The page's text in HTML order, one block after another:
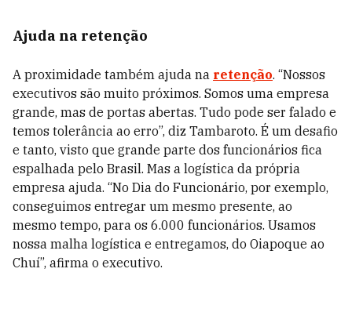
Ajuda na retenção
A proximidade também ajuda na retenção. “Nossos
executivos são muito próximos. Somos uma empresa
grande, mas de portas abertas. Tudo pode ser falado e
temos tolerância ao erro”, diz Tambaroto. É um desafio
e tanto, visto que grande parte dos funcionários fica
espalhada pelo Brasil. Mas a logística da própria
empresa ajuda. “No Dia do Funcionário, por exemplo,
conseguimos entregar um mesmo presente, ao
mesmo tempo, para os 6.000 funcionários. Usamos
nossa malha logística e entregamos, do Oiapoque ao
Chuí”, afirma o executivo.